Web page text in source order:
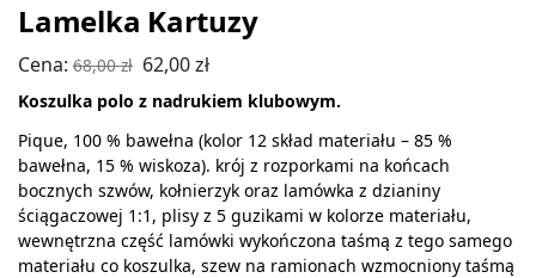
Lamelka Kartuzy
Cena: 68,00zł 62,00zł
Koszulka polo z nadrukiem klubowym.
Pique, 100 % bawełna (kolor 12 skład materiału – 85 %
bawełna, 15 % wiskoza). krój z rozporkami na końcach
bocznych szwów, kołnierzyk oraz lamówka z dzianiny
ściągaczowej 1:1, plisy z 5 guzikami w kolorze materiału,
wewnętrzna część lamówki wykończona taśmą z tego samego
materiału co koszulka, szew na ramionach wzmocniony taśmą